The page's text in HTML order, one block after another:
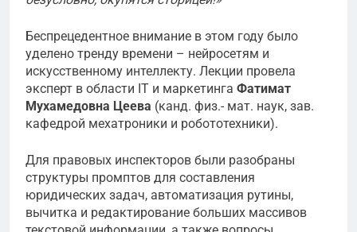
Беспрецедентное внимание в этом году было
уделено тренду времени – нейросетям и
искусственному интеллекту. Лекции провела
эксперт в области IT и маркетинга Фатимат
Мухамедовна Цеева (канд. физ.- мат. наук, зав.
кафедрой мехатроники и робототехники).
Для правовых инспекторов были разобраны
структуры промптов для составления
юридических задач, автоматизация рутины,
вычитка и редактирование больших массивов